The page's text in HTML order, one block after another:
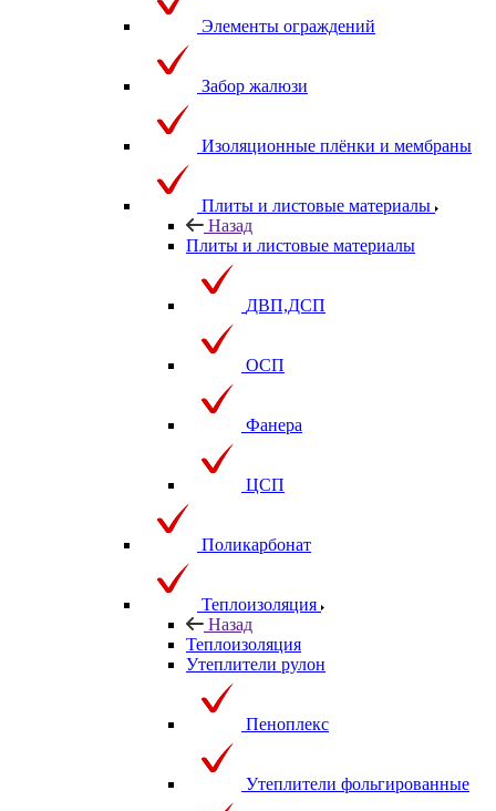
Элементы ограждений
Забор жалюзи
Изоляционные плёнки и мембраны
Плиты и листовые материалы
Назад
Плиты и листовые материалы
ДВП,ДСП
ОСП
Фанера
ЦСП
Поликарбонат
Теплоизоляция
Назад
Теплоизоляция
Утеплители рулон
Пеноплекс
Утеплители фольгированные